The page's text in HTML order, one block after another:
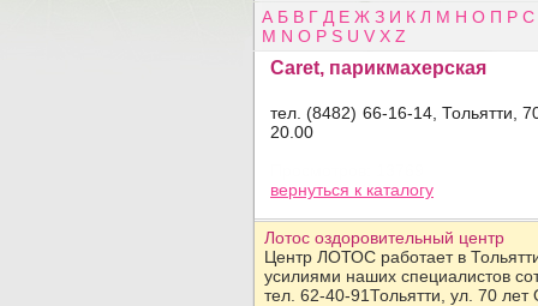
Вид деятельности, продукция, услуги:
А Б В Г Д Е Ж З И К Л М Н О П Р С
M N O P S U V X Z
Caret, парикмахерская
тел. (8482) 66-16-14, Тольятти,
20.00
вернуться к каталогу
Лотос оздоровительный центр
Центр ЛОТОС работает в
усилиями наших специалистов
тел. 62-40-91Тольятти, ул. 70 лет